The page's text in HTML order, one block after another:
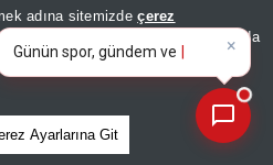
adına sitemizdeçerez
KVKK ve GDPR kapsamında
içinAydınlatma Metnimizi
Ayarlarına Git
Günün spor, gündem ve
ekonomi gelişmelerini analiz
edin!|